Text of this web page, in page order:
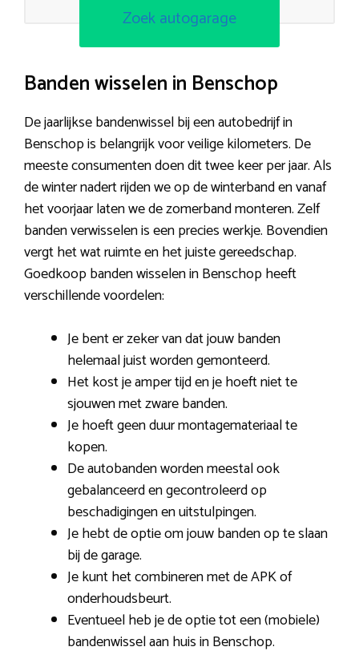
Zoek autogarage
Banden wisselen in Benschop
De jaarlijkse bandenwissel bij een autobedrijf in
Benschop is belangrijk voor veilige kilometers. De
meeste consumenten doen dit twee keer per jaar. Als
de winter nadert rijden we op de winterband en vanaf
het voorjaar laten we de zomerband monteren. Zelf
banden verwisselen is een precies werkje. Bovendien
vergt het wat ruimte en het juiste gereedschap.
Goedkoop banden wisselen in Benschop heeft
verschillende voordelen:
Je bent er zeker van dat jouw banden
helemaal juist worden gemonteerd.
Het kost je amper tijd en je hoeft niet te
sjouwen met zware banden.
Je hoeft geen duur montagemateriaal te
kopen.
De autobanden worden meestal ook
gebalanceerd en gecontroleerd op
beschadigingen en uitstulpingen.
Je hebt de optie om jouw banden op te slaan
bij de garage.
Je kunt het combineren met de APK of
onderhoudsbeurt.
Eventueel heb je de optie tot een (mobiele)
bandenwissel aan huis in Benschop.